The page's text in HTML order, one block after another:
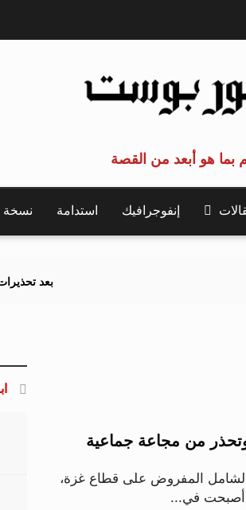
بما هو أبعد من القصة
إنفوجرافيك استدامة نسخة PDF
بعد تحذيرات أوروبية..
من مجاعة جماعية
الشامل المفروض على قطاع غزة،